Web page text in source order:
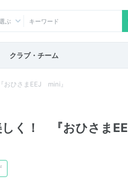
ぶ
クラブ・チーム
ひさまEEJ mini』
く！ 『おひさまEE